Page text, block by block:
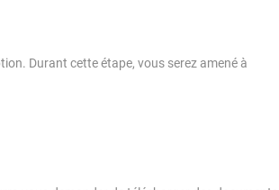
Durant cette étape, vous serez amené à